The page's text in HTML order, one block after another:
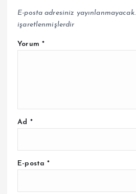
E-posta adresiniz yayınlanmayacak.
işaretlenmişlerdir
Yorum *
Ad *
E-posta*